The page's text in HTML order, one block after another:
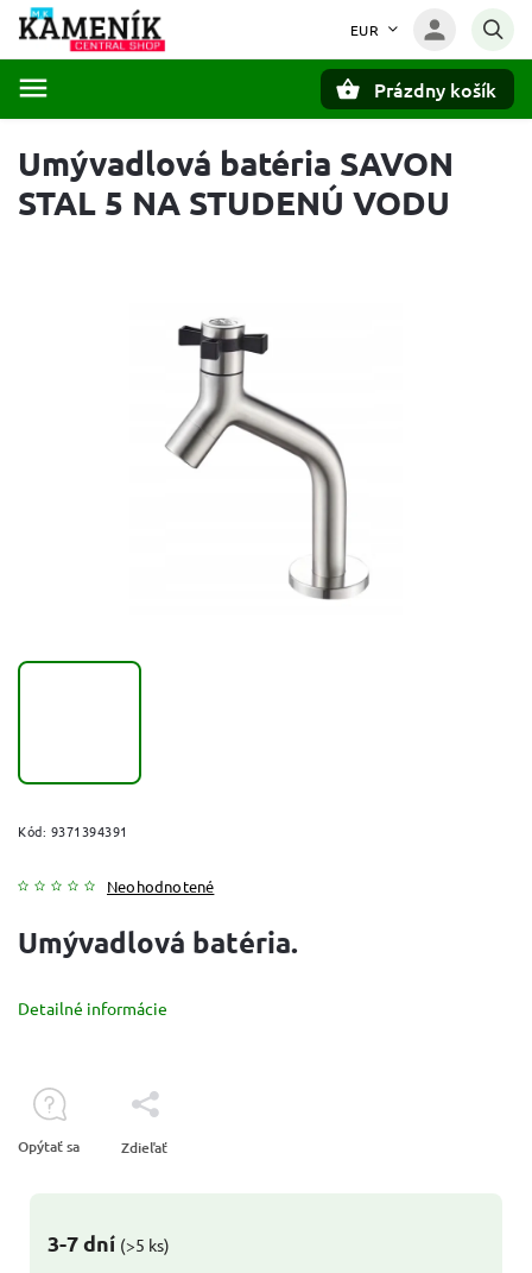
EUR
Prázdny košík
Umývadlová batéria SAVON
STAL 5 NA STUDENÚ VODU
Kód: 9371394391
Neohodnotené
3-7 dní (>5 ks)
Umývadlová batéria.
Detailné informácie
Opýtať sa Zdieľať